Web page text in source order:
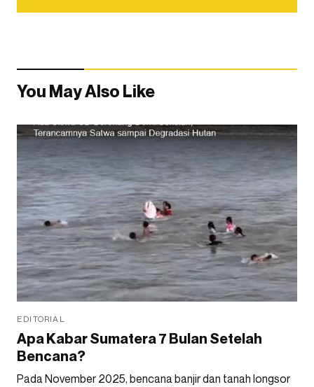
You May Also Like
EDITORIAL
Apa Kabar Sumatera 7 Bulan Setelah
Bencana?
Pada November 2025, bencana banjir dan tanah longsor